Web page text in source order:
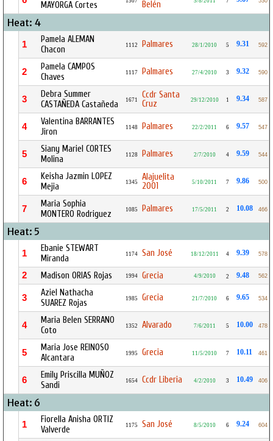
MAYORGA Cortes
Belén
Heat: 4
1
Pamela ALEMAN
Chacon
1112 Palmares 28/1/2010 5 9.31 592
2
Pamela CAMPOS
Chaves
1117 Palmares 27/4/2010 3 9.32 590
3
Debra Summer
CASTAÑEDA Castañeda
1671
Ccdr Santa
Cruz
29/12/2010 1 9.34 587
4
Valentina BARRANTES
Jiron
1148 Palmares 22/2/2011 6 9.57 547
5
Siany Mariel CORTES
Molina
1128 Palmares 2/7/2010 4 9.59 544
6
Keisha Jazmin LOPEZ
Mejia
1345
Alajuelita
2001
5/10/2011 7 9.86 500
7
Maria Sophia
MONTERO Rodriguez
1085 Palmares 17/5/2011 2 10.08 466
Heat: 5
1
Ebanie STEWART
Miranda
1174 San José 18/12/2011 4 9.39 578
2 Madison ORIAS Rojas 1994 Grecia 4/9/2010 2 9.48 562
3
Aziel Nathacha
SUAREZ Rojas
1985 Grecia 21/7/2010 6 9.65 534
4
Maria Belen SERRANO
Coto
1352 Alvarado 7/6/2011 5 10.00 478
5
Maria Jose REINOSO
Alcantara
1995 Grecia 11/5/2010 7 10.11 461
6
Emily Priscilla MUÑOZ
Sandi
1654 Ccdr Liberia 4/2/2010 3 10.49 406
Heat: 6
1
Fiorella Anisha ORTIZ
Valverde
1175 San José 8/5/2010 6 9.24 604